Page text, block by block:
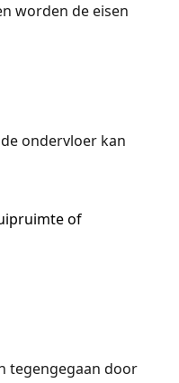
worden de eisen
ondervloer kan
of
tegengegaan door